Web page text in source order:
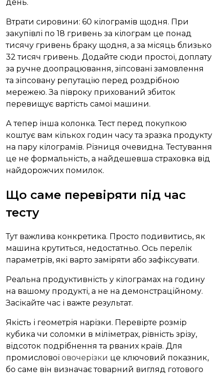
день.
Втрати сировини: 60 кілограмів щодня. При
закупівлі по 18 гривень за кілограм це понад
тисячу гривень браку щодня, а за місяць близько
32 тисяч гривень. Додайте сюди простої, доплату
за ручне доопрацювання, зіпсовані замовлення
та зіпсовану репутацію перед роздрібною
мережею. За півроку прихований збиток
перевищує вартість самої машини.
А тепер інша колонка. Тест перед покупкою
коштує вам кількох годин часу та зразка продукту
на пару кілограмів. Різниця очевидна. Тестування
це не формальність, а найдешевша страховка від
найдорожчих помилок.
Що саме перевіряти під час
тесту
Тут важлива конкретика. Просто подивитись, як
машина крутиться, недостатньо. Ось перелік
параметрів, які варто заміряти або зафіксувати.
Реальна продуктивність у кілограмах на годину
на вашому продукті, а не на демонстраційному.
Засікайте час і важте результат.
Якість і геометрія нарізки. Перевірте розмір
кубика чи соломки в міліметрах, рівність зрізу,
відсоток подрібнення та рваних країв. Для
промислової овочерізки це ключовий показник,
бо саме він визначає товарний вигляд готового